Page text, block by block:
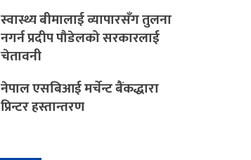
स्वास्थ्य बीमालाई व्यापारसँग तुलना
नगर्न प्रदीप पौडेलको सरकारलाई
चेतावनी
नेपाल एसबिआई मर्चेन्ट बैंकद्धारा
प्रिन्टर हस्तान्तरण